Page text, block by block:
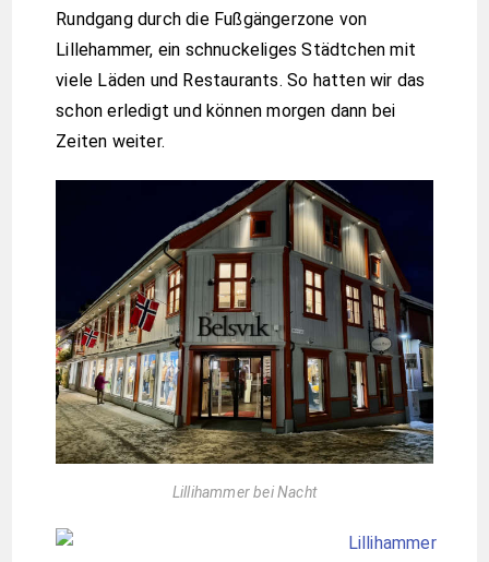
Rundgang durch die Fußgängerzone von
Lillehammer, ein schnuckeliges Städtchen mit
viele Läden und Restaurants. So hatten wir das
schon erledigt und können morgen dann bei
Zeiten weiter.
Lillihammer bei Nacht